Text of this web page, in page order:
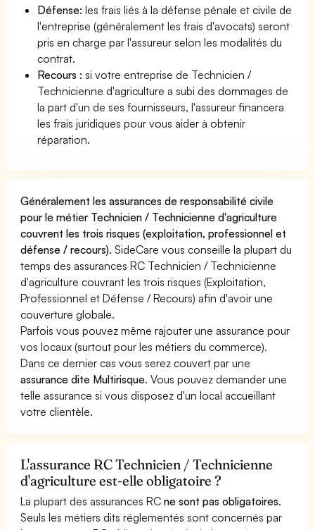
Défense: les frais liés à la défense pénale et civile de
l'entreprise (généralement les frais d'avocats) seront
pris en charge par l'assureur selon les modalités du
contrat.
Recours : si votre entreprise de Technicien /
Technicienne d'agriculture a subi des dommages de
la part d'un de ses fournisseurs, l'assureur financera
les frais juridiques pour vous aider à obtenir
réparation.
Généralement les assurances de responsabilité civile
pour le métier Technicien / Technicienne d'agriculture
couvrent les trois risques (exploitation, professionnel et
défense / recours). SideCare vous conseille la plupart du
temps des assurances RC Technicien / Technicienne
d'agriculture couvrant les trois risques (Exploitation,
Professionnel et Défense / Recours) afin d'avoir une
couverture globale.
Parfois vous pouvez même rajouter une assurance pour
vos locaux (surtout pour les métiers du commerce).
Dans ce dernier cas vous serez couvert par une
assurance dite Multirisque. Vous pouvez demander une
telle assurance si vous disposez d'un local accueillant
votre clientèle.
L'assurance RC Technicien / Technicienne
d'agriculture est-elle obligatoire ?
La plupart des assurances RCne sont pas obligatoires.
Seuls les métiers dits réglementés sont concernés par